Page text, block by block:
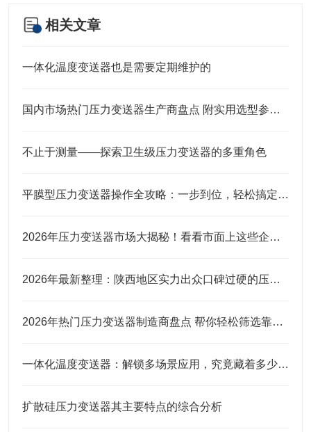
相关文章
一体化温度变送器也是需要定期维护的
国内市场热门压力变送器生产商盘点 附实用选型参考指南
不止于测量——探索卫生级压力变送器的多重角色
平膜型压力变送器操作全攻略：一步到位，轻松搞定实操细节
2026年压力变送器市场大揭秘！看看市面上这些企业口碑究竟咋样？
2026年最新整理：陕西地区实力出众口碑过硬的压力变送器品牌
2026年热门压力变送器制造商盘点 帮你轻松筛选靠谱合作厂商
一体化温度变送器：解锁多场景应用，究竟藏着多少“隐形力量”？
扩散硅压力变送器其主要特点的综合分析